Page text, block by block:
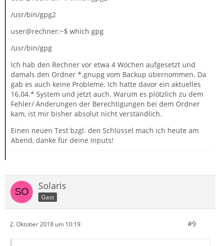
/usr/bin/gpg2
user@rechner:~$ which gpg
/usr/bin/gpg
Ich hab den Rechner vor etwa 4 Wochen aufgesetzt und
damals den Ordner *.gnupg vom Backup übernommen. Da
gab es auch keine Probleme. Ich hatte davor ein aktuelles
16.04.* System und jetzt auch. Warum es plötzlich zu dem
Fehler/ Änderungen der Berechtigungen bei dem Ordner
kam, ist mir bisher absolut nicht verständlich.
Einen neuen Test bzgl. den Schlüssel mach ich heute am
Abend, danke für deine Inputs!
Solaris
Gast
2. Oktober 2018 um 10:19 #9